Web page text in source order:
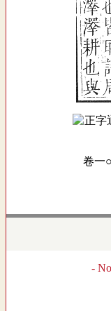
卷一
-